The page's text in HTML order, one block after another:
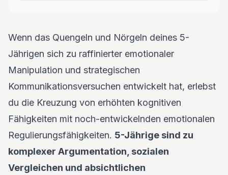
Wenn das Quengeln und Nörgeln deines 5-
Jährigen sich zu raffinierter emotionaler
Manipulation und strategischen
Kommunikationsversuchen entwickelt hat, erlebst
du die Kreuzung von erhöhten kognitiven
Fähigkeiten mit noch-entwickelnden emotionalen
Regulierungsfähigkeiten. 5-Jährige sind zu
komplexer Argumentation, sozialen
Vergleichen und absichtlichen